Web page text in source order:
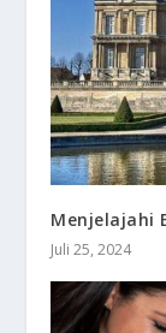
Menjelajahi
Juli 25, 2024